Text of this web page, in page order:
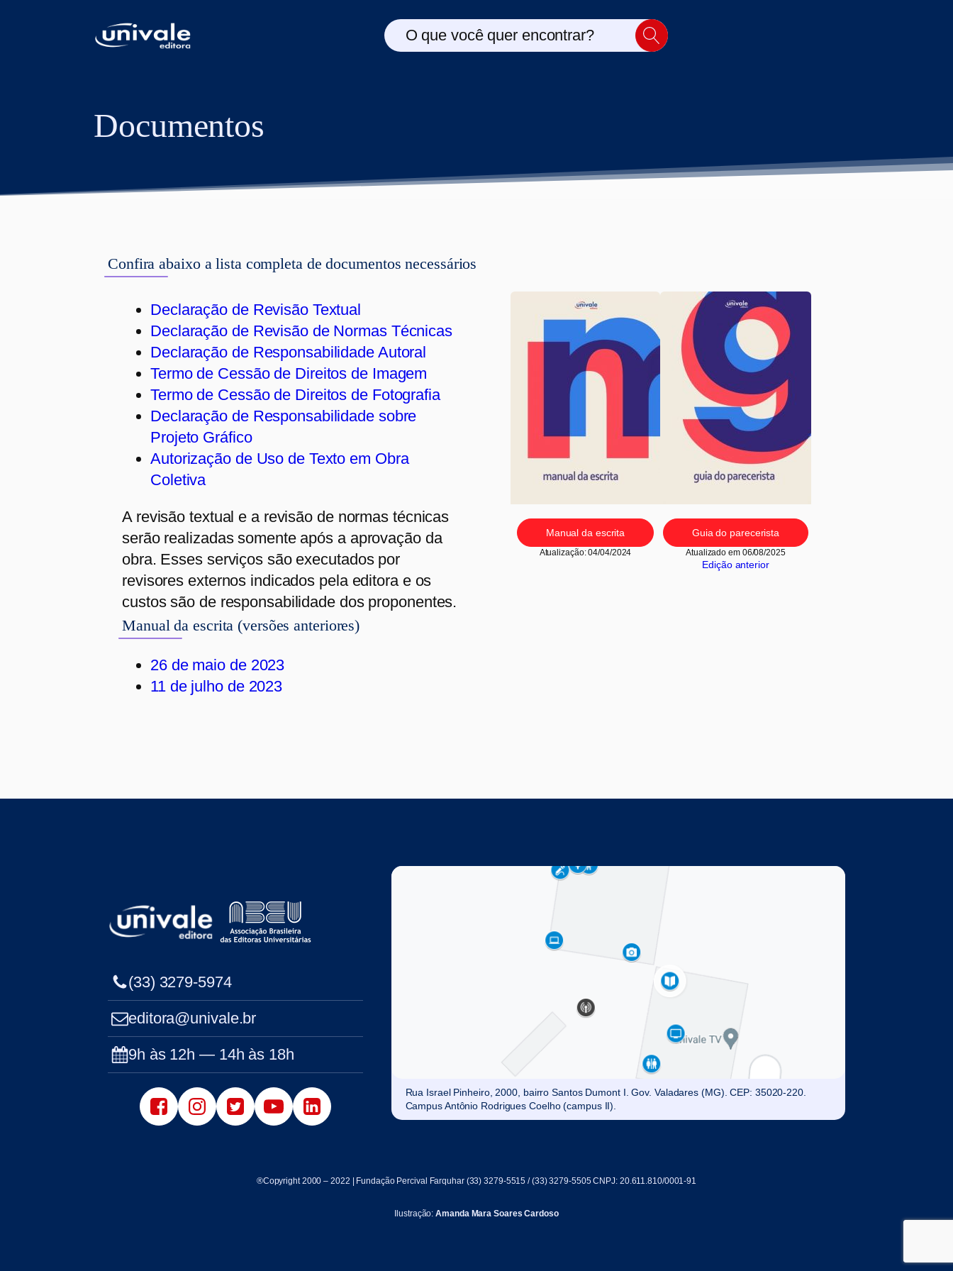
O que você quer encontrar?
Documentos
Confira abaixo a lista completa de documentos necessários
Declaração de Revisão Textual
Declaração de Revisão de Normas Técnicas
Declaração de Responsabilidade Autoral
Termo de Cessão de Direitos de Imagem
Termo de Cessão de Direitos de Fotografia
Declaração de Responsabilidade sobre
Projeto Gráfico
Autorização de Uso de Texto em Obra
Coletiva
A revisão textual e a revisão de normas técnicas
serão realizadas somente após a aprovação da
obra. Esses serviços são executados por
revisores externos indicados pela editora e os
custos são de responsabilidade dos proponentes.
Manual da escrita (versões anteriores)
26 de maio de 2023
11 de julho de 2023
Manual da escrita
Atualização: 04/04/2024
Guia do parecerista
Atualizado em 06/08/2025
Edição anterior
(33) 3279-5974
editora@univale.br
9h às 12h — 14h às 18h
Rua Israel Pinheiro, 2000, bairro Santos Dumont I. Gov. Valadares (MG). CEP: 35020-220.
Campus Antônio Rodrigues Coelho (campus II).
®Copyright 2000 – 2022 | Fundação Percival Farquhar (33) 3279-5515 / (33) 3279-5505 CNPJ: 20.611.810/0001-91
Ilustração:Amanda Mara Soares Cardoso